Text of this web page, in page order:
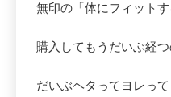
無印の「体にフィット
購入してもうだいぶ経つ
だいぶヘタってヨレって